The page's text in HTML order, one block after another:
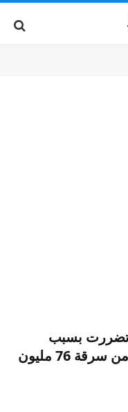
تضررت بسبب
تسرب المياه بعد أسابيع قليلة من سرقة 76 مليون